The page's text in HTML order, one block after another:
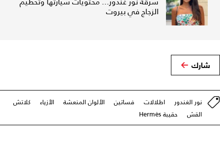
الزجاج في بيروت
شارك
نور الغندور اطلالات فساتين الألوان المنعشة الأزياء
كلاتش
القش
حقيبة Hermès